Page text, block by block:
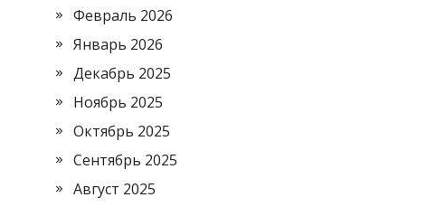
Февраль 2026
Январь 2026
Декабрь 2025
Ноябрь 2025
Октябрь 2025
Сентябрь 2025
Август 2025